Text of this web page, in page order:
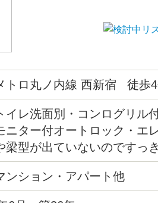
トロ丸ノ内線 西新宿 徒歩
イレ洗面別・コンログリル
ニター付オートロック・エ
梁型が出ていないのですっ
谷組施土の注文集合住宅・
グランドタワー等再開発エ
・2/25までに契約完了の方
ンション・アパート他